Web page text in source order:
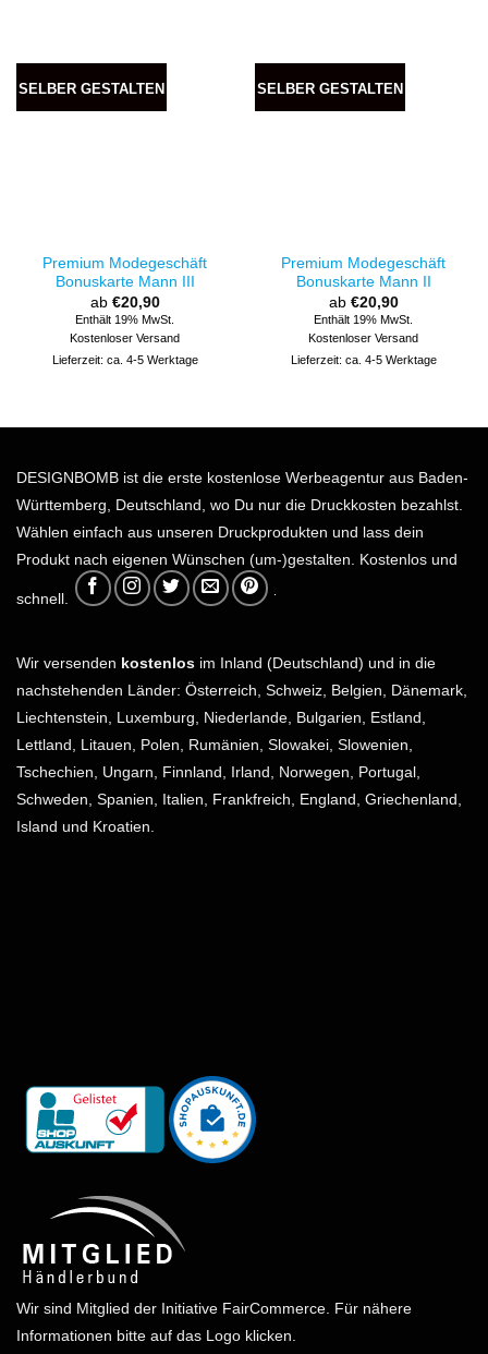
SELBER GESTALTEN
Premium Modegeschäft
Bonuskarte Mann III
ab €20,90
Enthält 19% MwSt.
Kostenloser Versand
Lieferzeit: ca. 4-5 Werktage
SELBER GESTALTEN
Premium Modegeschäft
Bonuskarte Mann II
ab €20,90
Enthält 19% MwSt.
Kostenloser Versand
Lieferzeit: ca. 4-5 Werktage
DESIGNBOMB ist die erste kostenlose Werbeagentur aus Baden-
Württemberg, Deutschland, wo Du nur die Druckkosten bezahlst.
Wählen einfach aus unseren Druckprodukten und lass dein
Produkt nach eigenen Wünschen (um-)gestalten. Kostenlos und
schnell.
Wir versenden kostenlos im Inland (Deutschland) und in die
nachstehenden Länder: Österreich, Schweiz, Belgien, Dänemark,
Liechtenstein, Luxemburg, Niederlande, Bulgarien, Estland,
Lettland, Litauen, Polen, Rumänien, Slowakei, Slowenien,
Tschechien, Ungarn, Finnland, Irland, Norwegen, Portugal,
Schweden, Spanien, Italien, Frankfreich, England, Griechenland,
Island und Kroatien.
Wir sind Mitglied der Initiative FairCommerce.
Für nähere
Informationen bitte auf das Logo klicken.